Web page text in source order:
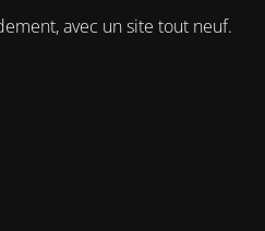
avec un site tout neuf.